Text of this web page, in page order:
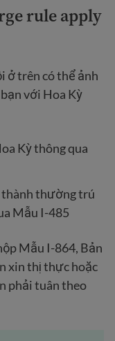
rule apply
ở trên có thể ảnh
với Hoa Kỳ
Kỳ thông qua
thường trú
Mẫu I-485
Mẫu I-864, Bản
xin thị thực hoặc
phải tuân theo